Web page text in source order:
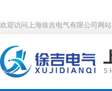
欢迎访问上海徐吉电气有限公司网站